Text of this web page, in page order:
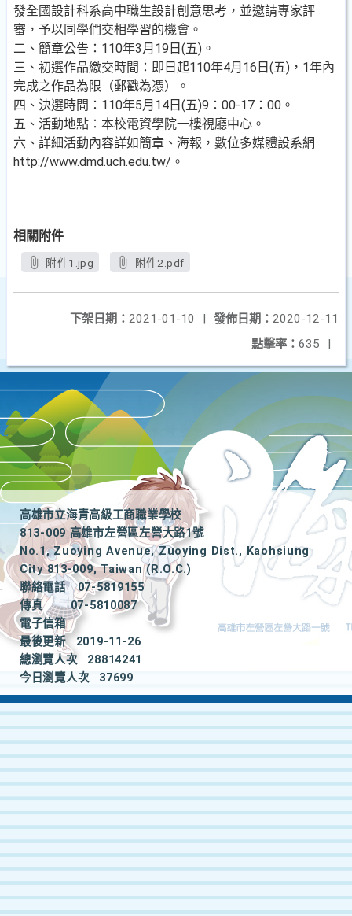
發全國設計科系高中職生設計創意思考，並邀請專家評
審，予以同學們交相學習的機會。
二、簡章公告：110年3月19日(五)。
三、初選作品繳交時間：即日起110年4月16日(五)，1年內
完成之作品為限（郵戳為憑）。
四、決選時間：110年5月14日(五)9：00-17：00。
五、活動地點：本校電資學院一樓視廳中心。
六、詳細活動內容詳如簡章、海報，數位多媒體設系網
http://www.dmd.uch.edu.tw/。
相關附件
附件1.jpg 附件2.pdf
發佈日期： 2020-12-11
下架日期： 2021-01-10
|
點擊率： 635 |
高雄市立海青高級工商職業學校
813-009 高雄市左營區左營大路1號
No.1, Zuoying Avenue, Zuoying Dist., Kaohsiung
City 813-009, Taiwan (R.O.C.)
聯絡電話
07-5819155
|
傳真
07-5810087
電子信箱
最後更新
2019-11-26
總瀏覽人次
28814241
今日瀏覽人次
37699